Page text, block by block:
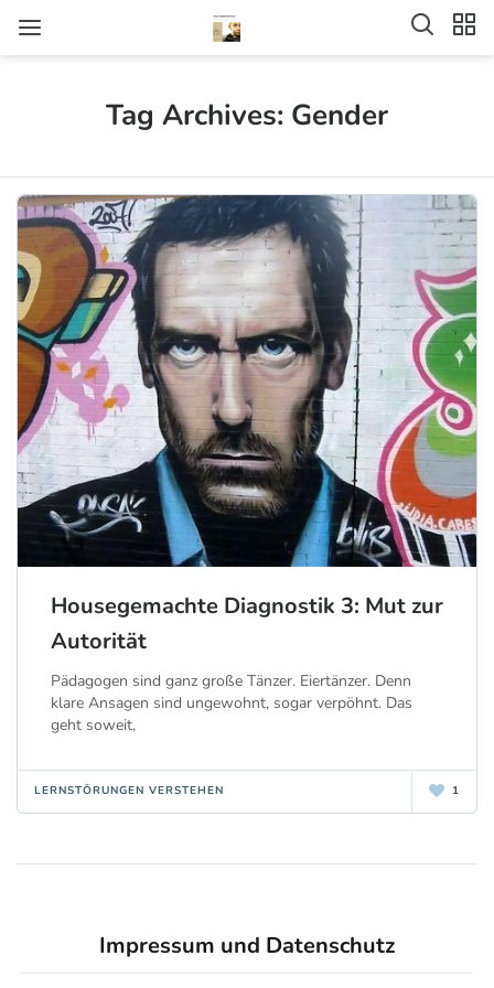
Tag Archives: Gender
Housegemachte Diagnostik 3: Mut zur
Autorität
Pädagogen sind ganz große Tänzer. Eiertänzer. Denn
klare Ansagen sind ungewohnt, sogar verpöhnt. Das
geht soweit,
LERNSTÖRUNGEN VERSTEHEN 1
Impressum und Datenschutz